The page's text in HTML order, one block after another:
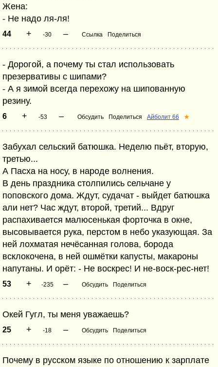
Жена:
- Не надо ля-ля!
44 + -30 – Ссылка Поделиться
- Дорогой, а почему ты стал использовать
презервативы с шипами?
- А я зимой всегда перехожу на шипованную
резину.
6 + -53 – Обсудить Поделиться Айболит 66 ★
Забухал сельский батюшка. Неделю пьёт, вторую,
третью...
А Пасха на носу, в народе волнения.
В день праздника столпились сельчане у
поповского дома. Ждут, судачат - выйдет батюшка
али нет? Час ждут, второй, третий... Вдруг
распахивается малюсенькая форточка в окне,
высовывается рука, перстом в небо указующая. За
ней лохматая нечёсанная голова, борода
всклокочена, в ней ошмётки капусты, макароны
напутаны. И орёт: - Не воскрес! И не-воск-рес-нет!
53 + -235 – Обсудить Поделиться
Окей Гугл, ты меня уважаешь?
25 + -18 – Обсудить Поделиться
Почему в русском языке по отношению к зарплате